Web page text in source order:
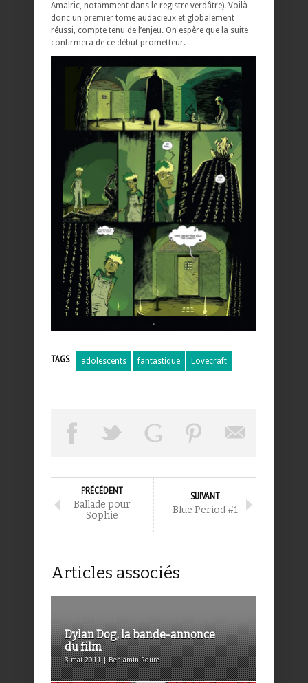
Amalric, notamment dans le registre verdâtre). Voilà
donc un premier tome audacieux et globalement
réussi, compte tenu de l’enjeu. On espère que la suite
confirmera de ce début prometteur.
TAGS adolescents fantastique Lovecraft
PRÉCÉDENT
Ballade pour
Sophie
SUIVANT
Blue Period #1
Articles associés
Dylan Dog, la bande-annonce
du film
3 mai 2011 | Benjamin Roure